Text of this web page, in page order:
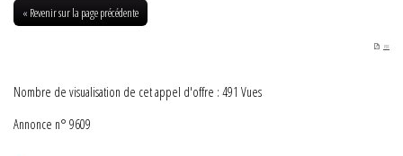
« Revenir sur la page précédente
PDF
Nombre de visualisation de cet appel d'offre : 491 Vues
Annonce n° 9609